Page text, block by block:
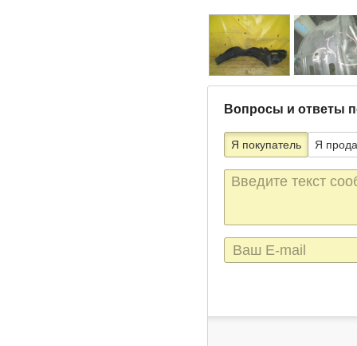
Вопросы и ответы
Я покупатель Я
Текст
сообщения
E-
mail